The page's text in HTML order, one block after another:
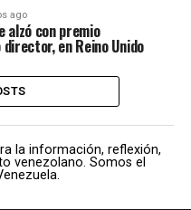
ago
alzó con premio
en Reino Unido
la información, reflexión,
venezolano. Somos el